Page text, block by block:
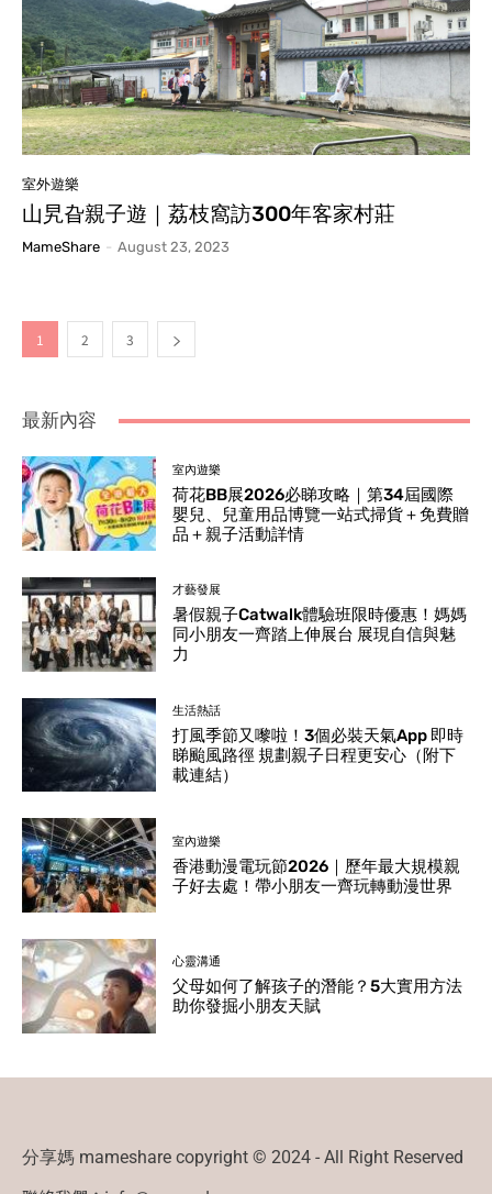
室外遊樂
山旯旮親子遊｜荔枝窩訪300年客家村莊
MameShare - August 23, 2023
1 2 3
最新內容
室內遊樂
荷花BB展2026必睇攻略｜第34屆國際
嬰兒、兒童用品博覽一站式掃貨＋免費贈
品＋親子活動詳情
才藝發展
暑假親子Catwalk體驗班限時優惠！媽媽
同小朋友一齊踏上伸展台 展現自信與魅
力
生活熱話
打風季節又嚟啦！3個必裝天氣App 即時
睇颱風路徑 規劃親子日程更安心（附下
載連結）
室內遊樂
香港動漫電玩節2026｜歷年最大規模親
子好去處！帶小朋友一齊玩轉動漫世界
心靈溝通
父母如何了解孩子的潛能？5大實用方法
助你發掘小朋友天賦
分享媽 mameshare copyright © 2024 - All Right Reserved